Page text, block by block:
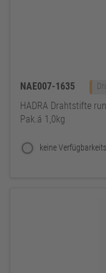
NAE007-1635
HADRA Drahtstifte
Pak.á 1,0kg
keine